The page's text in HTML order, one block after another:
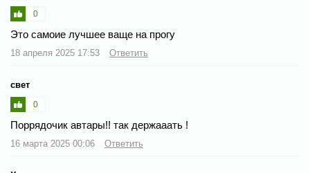
0
Это самоие лучшее ваще на прогу
18 апреля 2025 17:53 Ответить
свет
0
Поррядочик автары!! так держааать !
16 марта 2025 00:06 Ответить